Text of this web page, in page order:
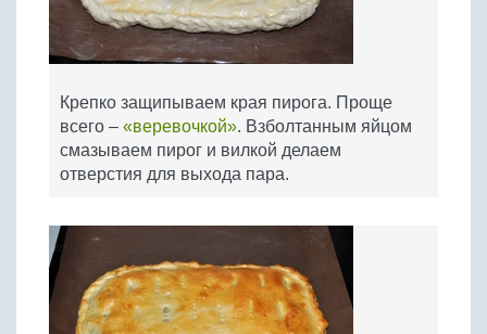
Крепко защипываем края пирога. Проще
всего – «веревочкой». Взболтанным яйцом
смазываем пирог и вилкой делаем
отверстия для выхода пара.